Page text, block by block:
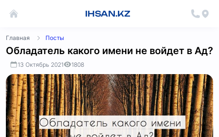
IHSAN.KZ
Главная Посты
Обладатель какого имени не войдет в Ад?
13 Октябрь 2021 1808